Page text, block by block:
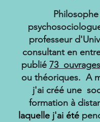
professeur
consultant en
publié 73 ouvrages
ou théoriques. A
j'ai créé une
formation à
laquelle j'ai été